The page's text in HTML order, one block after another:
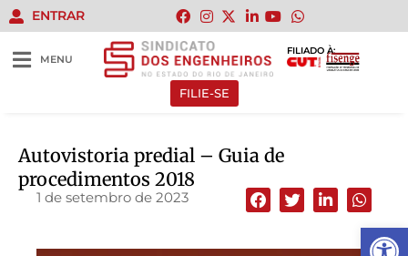
Abrir
ENTRAR
MENU
FILIADO À:
FILIE-SE
Autovistoria predial – Guia de
procedimentos 2018
1 de setembro de 2023